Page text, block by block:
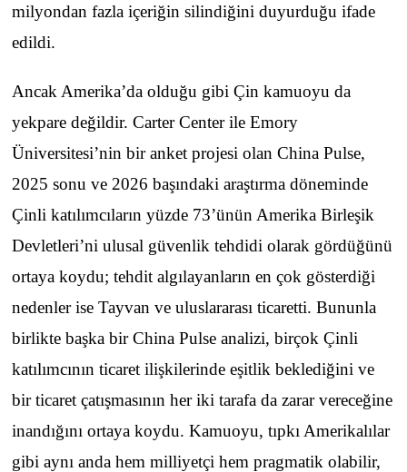
milyondan fazla içeriğin silindiğini duyurduğu ifade
edildi.
Ancak Amerika’da olduğu gibi Çin kamuoyu da
yekpare değildir. Carter Center ile Emory
Üniversitesi’nin bir anket projesi olan China Pulse,
2025 sonu ve 2026 başındaki araştırma döneminde
Çinli katılımcıların yüzde 73’ünün Amerika Birleşik
Devletleri’ni ulusal güvenlik tehdidi olarak gördüğünü
ortaya koydu; tehdit algılayanların en çok gösterdiği
nedenler ise Tayvan ve uluslararası ticaretti. Bununla
birlikte başka bir China Pulse analizi, birçok Çinli
katılımcının ticaret ilişkilerinde eşitlik beklediğini ve
bir ticaret çatışmasının her iki tarafa da zarar vereceğine
inandığını ortaya koydu. Kamuoyu, tıpkı Amerikalılar
gibi aynı anda hem milliyetçi hem pragmatik olabilir,